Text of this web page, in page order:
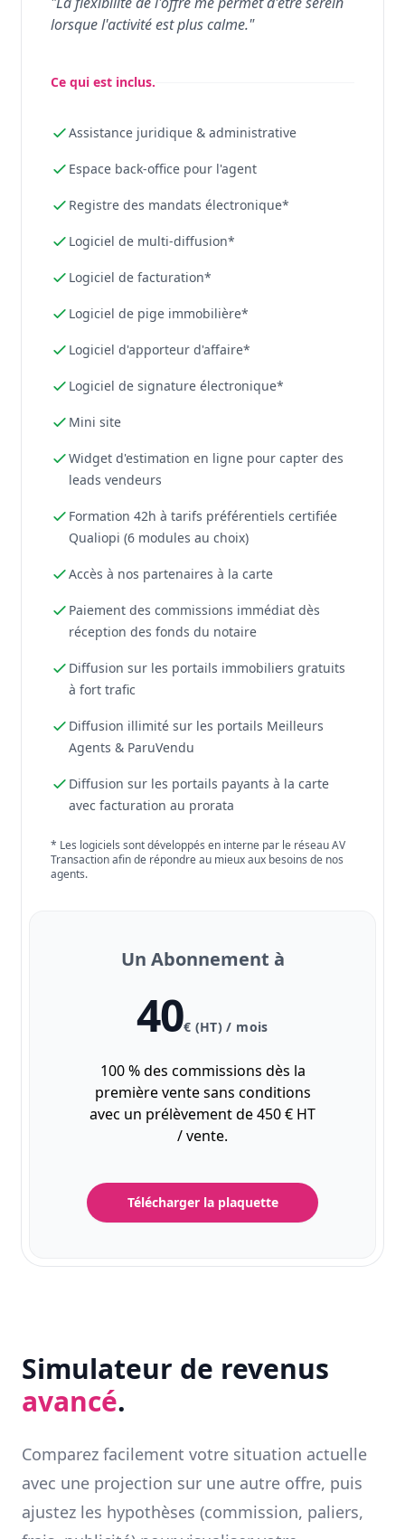
lorsque l'activité est plus calme."
Ce qui est inclus.
Assistance juridique & administrative
Espace back-office pour l'agent
Registre des mandats électronique*
Logiciel de multi-diffusion*
Logiciel de facturation*
Logiciel de pige immobilière*
Logiciel d'apporteur d'affaire*
Logiciel de signature électronique*
Mini site
Widget d'estimation en ligne pour capter des
leads vendeurs
Formation 42h à tarifs préférentiels certifiée
Qualiopi (6 modules au choix)
Accès à nos partenaires à la carte
Paiement des commissions immédiat dès
réception des fonds du notaire
Diffusion sur les portails immobiliers gratuits
à fort trafic
Diffusion illimité sur les portails Meilleurs
Agents & ParuVendu
Diffusion sur les portails payants à la carte
avec facturation au prorata
* Les logiciels sont développés en interne par le réseau AV
Transaction afin de répondre au mieux aux besoins de nos
agents.
Un Abonnement à
40€ (HT) / mois
100 % des commissions dès la
première vente sans conditions
avec un prélèvement de 450 € HT
/ vente.
Télécharger la plaquette
Simulateur de revenus
avancé.
Comparez facilement votre situation actuelle
avec une projection sur une autre offre, puis
ajustez les hypothèses (commission, paliers,